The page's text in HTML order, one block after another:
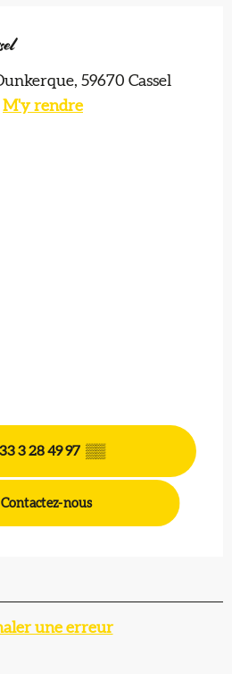
59670 Cassel
M'y rendre
3 28 49 97 ▒▒
Contactez-nous
une erreur